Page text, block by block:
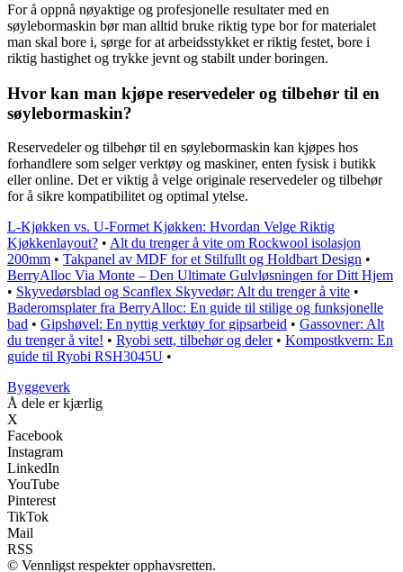
For å oppnå nøyaktige og profesjonelle resultater med en
søylebormaskin bør man alltid bruke riktig type bor for materialet
man skal bore i, sørge for at arbeidsstykket er riktig festet, bore i
riktig hastighet og trykke jevnt og stabilt under boringen.
Hvor kan man kjøpe reservedeler og tilbehør til en
søylebormaskin?
Reservedeler og tilbehør til en søylebormaskin kan kjøpes hos
forhandlere som selger verktøy og maskiner, enten fysisk i butikk
eller online. Det er viktig å velge originale reservedeler og tilbehør
for å sikre kompatibilitet og optimal ytelse.
L-Kjøkken vs. U-Formet Kjøkken: Hvordan Velge Riktig
Kjøkkenlayout? • Alt du trenger å vite om Rockwool isolasjon
200mm • Takpanel av MDF for et Stilfullt og Holdbart Design •
BerryAlloc Via Monte – Den Ultimate Gulvløsningen for Ditt Hjem
• Skyvedørsblad og Scanflex Skyvedør: Alt du trenger å vite •
Baderomsplater fra BerryAlloc: En guide til stilige og funksjonelle
bad • Gipshøvel: En nyttig verktøy for gipsarbeid • Gassovner: Alt
du trenger å vite! • Ryobi sett, tilbehør og deler• Kompostkvern: En
guide til Ryobi RSH3045U •
Byggeverk
Å dele er kjærlig
X
Facebook
Instagram
LinkedIn
YouTube
Pinterest
TikTok
Mail
RSS
© Vennligst respekter opphavsretten.